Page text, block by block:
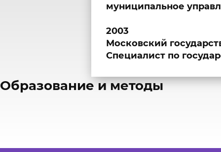
муниципальное
2003
Московский
Специалист по
​Образование и методы